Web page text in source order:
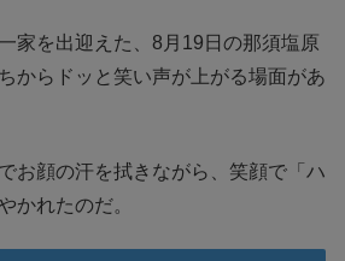
家を出迎えた、8月19日の那須塩原
からドッと笑い声が上がる場面があ
お顔の汗を拭きながら、笑顔で「ハ
かれたのだ。